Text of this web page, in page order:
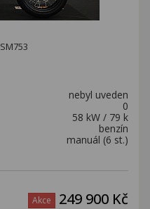
SM753
nebyl uveden
0
58 kW / 79 k
benzín
manuál (6 st.)
Akce 249 900 Kč